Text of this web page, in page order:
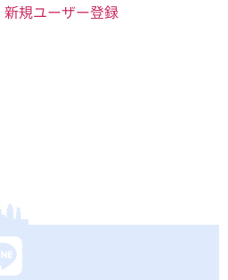
新規ユーザー登録